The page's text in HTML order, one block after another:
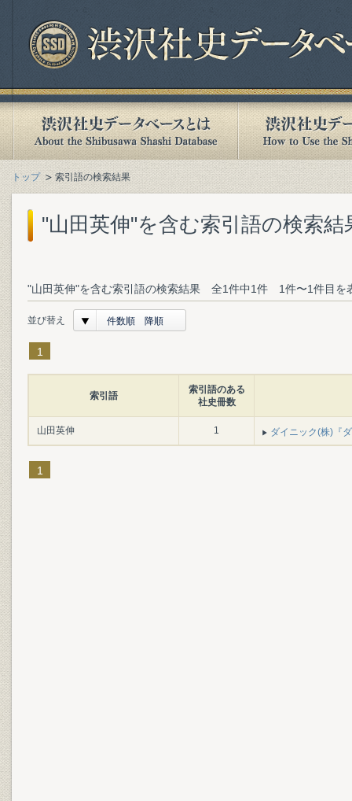
トップ 索引語の検索結果
"山田英伸"を含む索引語の検索結
"山田英伸"を含む索引語の検索結果 全1件中1件 1件〜1件目を
並び替え 件数順 降順
1
索引語
索引語のある
社史冊数
山田英伸 1 ダイニック(株)『
1